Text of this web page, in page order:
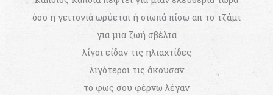
όσο η γειτονιά ωρύεται ή σιωπά πίσω απ το τζάμι
για μια ζωή σβέλτα
λίγοι είδαν τις ηλιαχτίδες
λιγότεροι τις άκουσαν
το φως σου φέρνω λέγαν